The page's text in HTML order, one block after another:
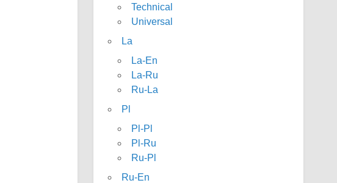
Technical
Universal
La
La-En
La-Ru
Ru-La
Pl
Pl-Pl
Pl-Ru
Ru-Pl
Ru-En